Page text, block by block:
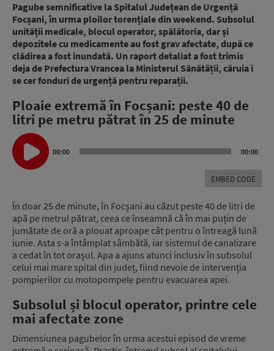
Pagube semnificative la Spitalul Județean de Urgență
Focșani, în urma ploilor torențiale din weekend. Subsolul
unității medicale, blocul operator, spălătoria, dar și
depozitele cu medicamente au fost grav afectate, după ce
clădirea a fost inundată. Un raport detaliat a fost trimis
deja de Prefectura Vrancea la Ministerul Sănătății, căruia i
se cer fonduri de urgență pentru reparații.
Ploaie extremă în Focșani: peste 40 de
litri pe metru pătrat în 25 de minute
Audio
Player
00:00 00:00
EMBED CODE
În doar 25 de minute, în Focșani au căzut peste 40 de litri de
apă pe metrul pătrat, ceea ce înseamnă că în mai puțin de
jumătate de oră a plouat aproape cât pentru o întreagă lună
iunie. Asta s-a întâmplat sâmbătă, iar sistemul de canalizare
a cedat în tot orașul. Apa a ajuns atunci inclusiv în subsolul
celui mai mare spital din județ, fiind nevoie de intervenția
pompierilor cu motopompele pentru evacuarea apei.
Subsolul și blocul operator, printre cele
mai afectate zone
Dimensiunea pagubelor în urma acestui episod de vreme